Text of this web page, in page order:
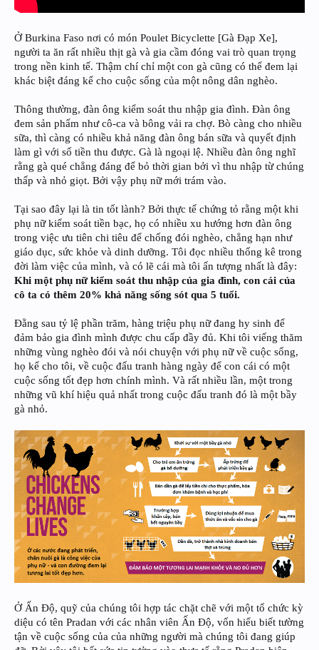
Ở Burkina Faso nơi có món Poulet Bicyclette [Gà Đạp Xe],
người ta ăn rất nhiều thịt gà và gia cầm đóng vai trò quan trọng
trong nền kinh tế. Thậm chí chỉ một con gà cũng có thể đem lại
khác biệt đáng kể cho cuộc sống của một nông dân nghèo.
Thông thường, đàn ông kiểm soát thu nhập gia đình. Đàn ông
đem sản phẩm như cô-ca và bông vải ra chợ. Bò càng cho nhiều
sữa, thì càng có nhiều khả năng đàn ông bán sữa và quyết định
làm gì với số tiền thu được. Gà là ngoại lệ. Nhiều đàn ông nghĩ
rằng gà qué chẳng đáng để bỏ thời gian bởi vì thu nhập từ chúng
thấp và nhỏ giọt. Bởi vậy phụ nữ mới trám vào.
Tại sao đây lại là tin tốt lành? Bởi thực tế chứng tỏ rằng một khi
phụ nữ kiểm soát tiền bạc, họ có nhiều xu hướng hơn đàn ông
trong việc ưu tiên chi tiêu để chống đói nghèo, chẳng hạn như
giáo dục, sức khỏe và dinh dưỡng. Tôi đọc nhiều thống kê trong
đời làm việc của mình, và có lẽ cái mà tôi ấn tượng nhất là đây:
Khi một phụ nữ kiểm soát thu nhập của gia đình, con cái của
cô ta có thêm 20% khả năng sống sót qua 5 tuổi.
Đằng sau tỷ lệ phần trăm, hàng triệu phụ nữ đang hy sinh để
đảm bảo gia đình mình được chu cấp đầy đủ. Khi tôi viếng thăm
những vùng nghèo đói và nói chuyện với phụ nữ về cuộc sống,
họ kể cho tôi, về cuộc đấu tranh hàng ngày để con cái có một
cuộc sống tốt đẹp hơn chính mình. Và rất nhiều lần, một trong
những vũ khí hiệu quả nhất trong cuộc đấu tranh đó là một bầy
gà nhỏ.
Ở Ấn Độ, quỹ của chúng tôi hợp tác chặt chẽ với một tổ chức kỳ
diệu có tên Pradan với các nhân viên Ấn Độ, vốn hiểu biết tường
tận về cuộc sống của của những người mà chúng tôi đang giúp